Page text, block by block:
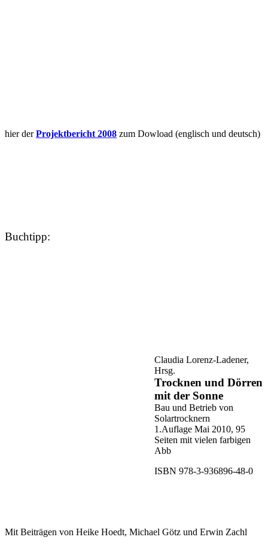
hier derProjektbericht 2008 zum Dowload (englisch und deutsch)
Buchtipp:
Claudia Lorenz-Ladener,
Hrsg.
Trocknen und Dörren
mit der Sonne
Bau und Betrieb von
Solartrocknern
1.Auflage Mai 2010, 95
Seiten mit vielen farbigen
Abb
ISBN 978-3-936896-48-0
Mit Beiträgen von Heike Hoedt, Michael Götz und Erwin Zachl